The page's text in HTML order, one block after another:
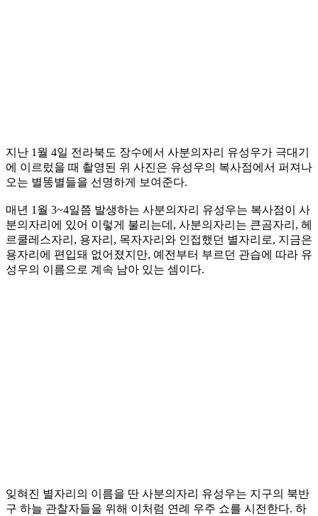
지난 1월 4일 전라북도 장수에서 사분의자리 유성우가 극대기
에 이르렀을 때 촬영된 위 사진은 유성우의 복사점에서 퍼져나
오는 별똥별들을 선명하게 보여준다.
매년 1월 3~4일쯤 발생하는 사분의자리 유성우는 복사점이 사
분의자리에 있어 이렇게 불리는데, 사분의자리는 큰곰자리, 헤
르쿨레스자리, 용자리, 목자자리와 인접했던 별자리로, 지금은
용자리에 편입돼 없어졌지만, 예전부터 부르던 관습에 따라 유
성우의 이름으로 계속 남아 있는 셈이다.
잊혀진 별자리의 이름을 딴 사분의자리 유성우는 지구의 북반
구 하늘 관찰자들을 위해 이처럼 연례 우주 쇼를 시전한다. 하